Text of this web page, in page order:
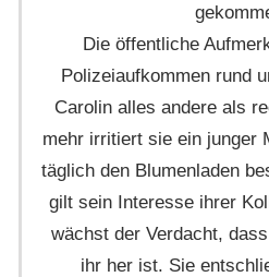
Die öffentliche
Polizeiaufkommen rund
Carolin alles andere als
mehr irritiert sie ein junger
täglich den Blumenladen
gilt sein Interesse ihrer
wächst der Verdacht,
ihr her ist. Sie